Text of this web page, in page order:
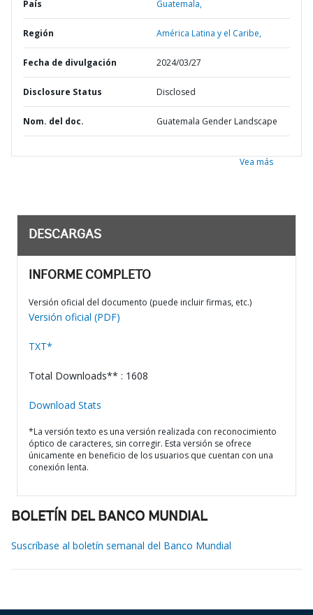
País Guatemala,
Región América Latina y el Caribe,
Fecha de divulgación 2024/03/27
Disclosure Status Disclosed
Nom. del doc. Guatemala Gender Landscape
Vea más
DESCARGAS
INFORME COMPLETO
Versión oficial del documento (puede incluir firmas, etc.)
Versión oficial (PDF)
TXT*
Total Downloads** : 1608
Download Stats
*La versión texto es una versión realizada con reconocimiento
óptico de caracteres, sin corregir. Esta versión se ofrece
únicamente en beneficio de los usuarios que cuentan con una
conexión lenta.
BOLETÍN DEL BANCO MUNDIAL
Suscríbase al boletín semanal del Banco Mundial